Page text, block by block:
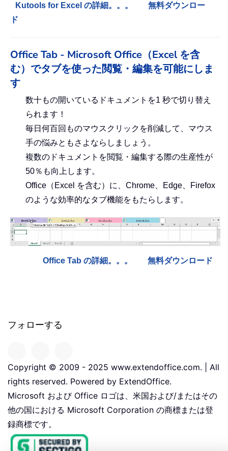
Kutools for Excel の詳細。。。
無料ダウンロー
ド
Office Tab - Microsoft Office（Excel を含
む）でタブを使った閲覧・編集を可能にしま
す
数十もの開いているドキュメントを1 秒で切り替え
られます！
毎日何百回ものマウスクリックを削減して、マウス
手の悩みともさよならしましょう。
複数のドキュメントを閲覧・編集する際の生産性が
50％も向上します。
Office（Excel を含む）に、Chrome、Edge、Firefox
のような効率的なタブ機能をもたらします。
Office Tab の詳細。。。 無料ダウンロード
フォローする
Copyright © 2009 - 2025 www.extendoffice.com. | All
rights reserved. Powered by ExtendOffice.
Microsoft および Office ロゴは、米国および/またはその
他の国における Microsoft Corporation の商標または登
録商標です。